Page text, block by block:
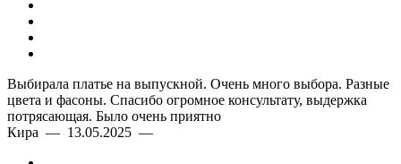
Выбирала платье на выпускной. Очень много выбора. Разные
цвета и фасоны. Спасибо огромное консультату, выдержка
потрясающая. Было очень приятно
Кира — 13.05.2025 —